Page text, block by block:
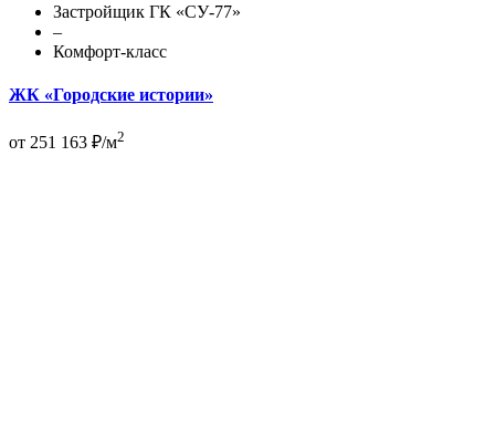
Застройщик ГК «СУ-77»
–
Комфорт-класс
ЖК «Городские истории»
от 251 163 ₽/м2